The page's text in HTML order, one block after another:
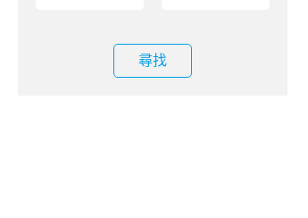
尋找